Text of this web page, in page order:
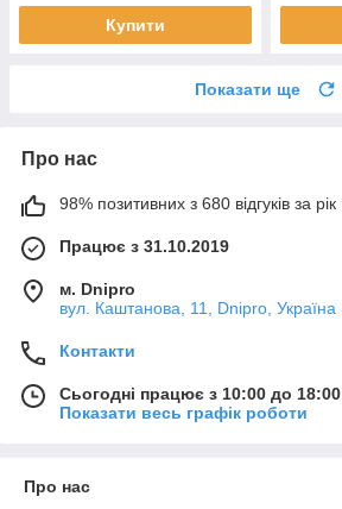
Купити
Показати ще
Про нас
98% позитивних з 680 відгуків за рік
Працює з 31.10.2019
м. Dnipro
вул. Каштанова, 11, Dnipro, Україна
Контакти
Сьогодні працює з 10:00 до 18:00
Показати весь графік роботи
Про нас